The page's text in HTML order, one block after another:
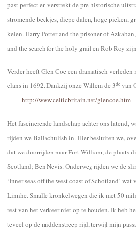
past perfect en verstrekt de pre-historische
stromende beekjes, diepe dalen, hoge pieken,
keien.Harry Potter and the prisoner of
and the search for the holy grail en Rob Roy
Verder heeft Glen Coe een dramatisch verleden
clans in 1692. Dankzij onze Willem de 3de
http://www.celticbritain.net/glencoe.htm
Het fascinerende landschap achter ons latend,
rijden we Ballachulish in. Hier besluiten we,
dat we doorrijden naar Fort William, de plaats
Scotland; Ben Nevis. Onderweg rijden we de
‘Inner seas off the west coast of Schotland’
Linnhe. Smalle kronkelwegen die ik met 50
rest van het verkeer niet op te houden. Ik heb
teveel op de middenstreep rijd, terwijl mijn